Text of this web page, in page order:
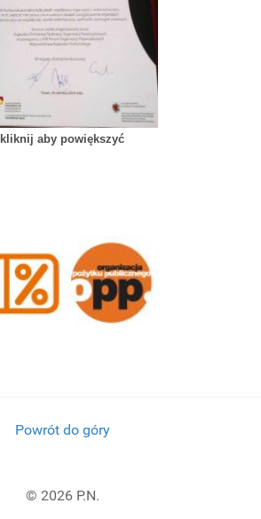
kliknij aby powiększyć
Powrót do góry
© 2026 P.N.